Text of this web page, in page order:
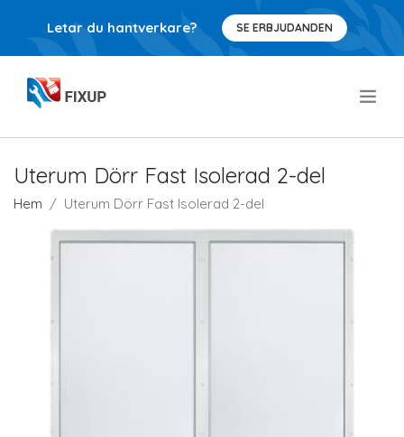
Letar du hantverkare? SE ERBJUDANDEN
Uterum Dörr Fast Isolerad 2-del
Hem Uterum Dörr Fast Isolerad 2-del